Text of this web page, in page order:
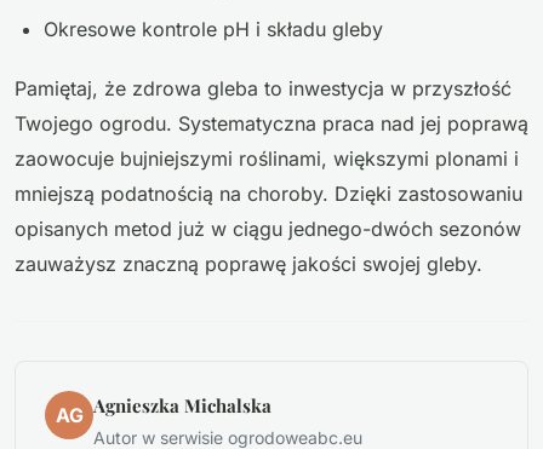
Okresowe kontrole pH i składu gleby
Pamiętaj, że zdrowa gleba to inwestycja w przyszłość
Twojego ogrodu. Systematyczna praca nad jej poprawą
zaowocuje bujniejszymi roślinami, większymi plonami i
mniejszą podatnością na choroby. Dzięki zastosowaniu
opisanych metod już w ciągu jednego-dwóch sezonów
zauważysz znaczną poprawę jakości swojej gleby.
AG Agnieszka Michalska
Autor w serwisie ogrodoweabc.eu